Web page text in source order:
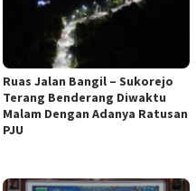
Ruas Jalan Bangil – Sukorejo
Terang Benderang Diwaktu
Malam Dengan Adanya Ratusan
PJU